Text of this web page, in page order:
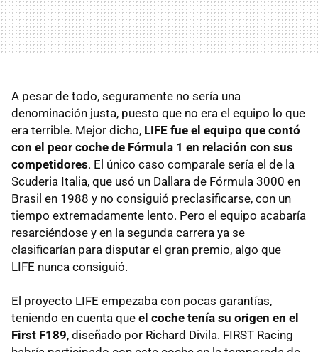
A pesar de todo, seguramente no sería una
denominación justa, puesto que no era el equipo lo que
era terrible. Mejor dicho, LIFE fue el equipo que contó
con el peor coche de Fórmula 1 en relación con sus
competidores. El único caso comparale sería el de la
Scuderia Italia, que usó un Dallara de Fórmula 3000 en
Brasil en 1988 y no consiguió preclasificarse, con un
tiempo extremadamente lento. Pero el equipo acabaría
resarciéndose y en la segunda carrera ya se
clasificarían para disputar el gran premio, algo que
LIFE nunca consiguió.
El proyecto LIFE empezaba con pocas garantías,
teniendo en cuenta que el coche tenía su origen en el
First F189, diseñado por Richard Divila. FIRST Racing